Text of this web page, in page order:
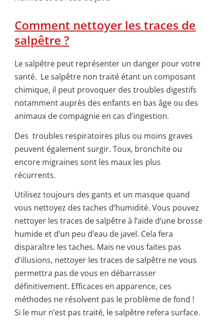
Comment nettoyer les traces de
salpêtre ?
Le salpêtre peut représenter un danger pour votre
santé. Le salpêtre non traité étant un composant
chimique, il peut provoquer des troubles digestifs
notamment auprès des enfants en bas âge ou des
animaux de compagnie en cas d’ingestion.
Des troubles respiratoires plus ou moins graves
peuvent également surgir. Toux, bronchite ou
encore migraines sont les maux les plus
récurrents.
Utilisez toujours des gants et un masque quand
vous nettoyez des taches d’humidité. Vous pouvez
nettoyer les traces de salpêtre à l’aide d’une brosse
humide et d’un peu d’eau de javel. Cela fera
disparaître les taches. Mais ne vous faites pas
d’illusions, nettoyer les traces de salpêtre ne vous
permettra pas de vous en débarrasser
définitivement. Efficaces en apparence, ces
méthodes ne résolvent pas le problème de fond !
Si le mur n’est pas traité, le salpêtre refera surface.